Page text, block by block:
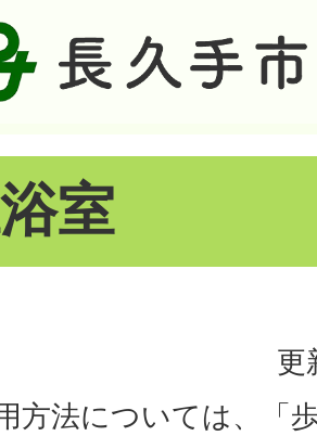
室
更
方法については、「